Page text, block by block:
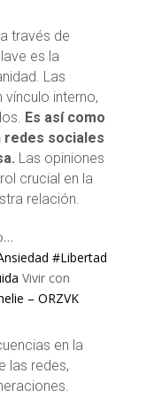
través de
es la
Las
interno,
Es así como
redes sociales
Las opiniones
crucial en la
relación.
#Libertad
Vivir con
– ORZVK
en la
las redes,